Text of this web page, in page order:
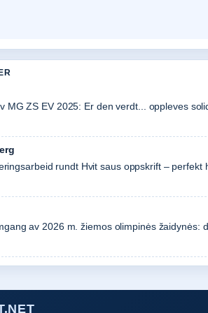
MG ZS EV 2025: Er den verdt... oppleves
rundt Hvit saus oppskrift –
av 2026 m. žiemos olimpinės